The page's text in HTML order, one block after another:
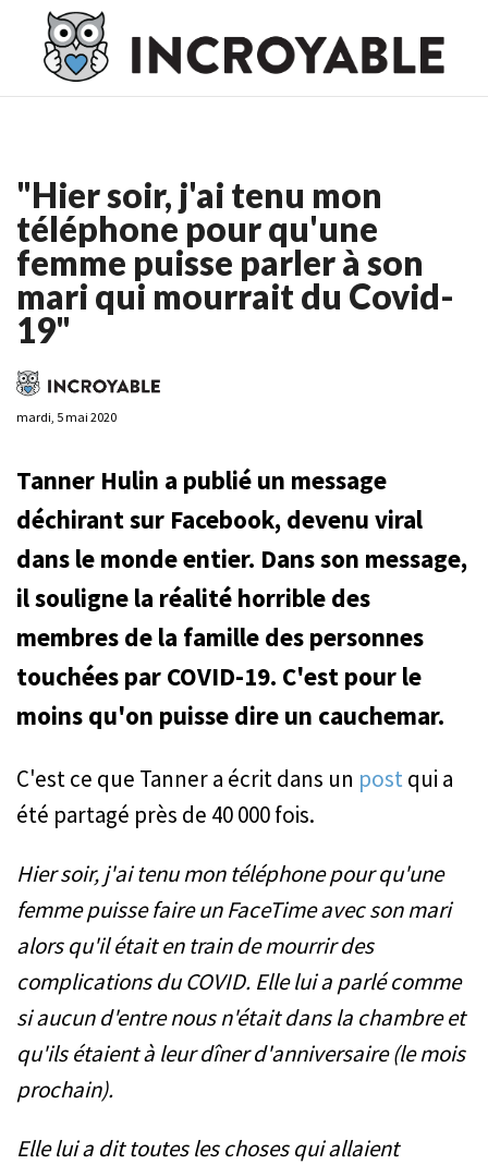
Casino En Ligne France
Casino En Ligne France
Ligne
"Hier soir, j'ai tenu mon
téléphone pour qu'une
femme puisse parler à son
mari qui mourrait du Covid-
19"
mardi, 5 mai 2020
Tanner Hulin a publié un message
déchirant sur Facebook, devenu viral
dans le monde entier. Dans son message,
il souligne la réalité horrible des
membres de la famille des personnes
touchées par COVID-19. C'est pour le
moins qu'on puisse dire un cauchemar.
C'est ce que Tanner a écrit dans un postqui a
été partagé près de 40 000 fois.
Hier soir, j'ai tenu mon téléphone pour qu'une
femme puisse faire un FaceTime avec son mari
alors qu'il était en train de mourrir des
complications du COVID. Elle lui a parlé comme
si aucun d'entre nous n'était dans la chambre et
qu'ils étaient à leur dîner d'anniversaire (le mois
prochain).
Elle lui a dit toutes les choses qui allaient